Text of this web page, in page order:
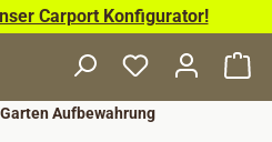
Carport Konfigurator!
Garten Aufbewahrung